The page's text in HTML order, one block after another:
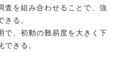
査を組み合わせることで、強
きる。
で、初動の難易度を大きく下
できる。